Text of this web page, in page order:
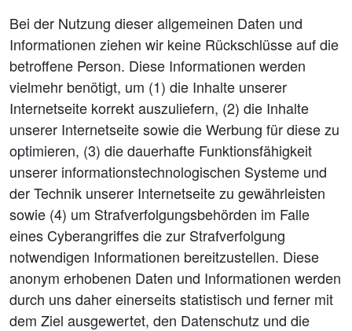
Bei der Nutzung dieser allgemeinen Daten und
Informationen ziehen wir keine Rückschlüsse auf die
betroffene Person. Diese Informationen werden
vielmehr benötigt, um (1) die Inhalte unserer
Internetseite korrekt auszuliefern, (2) die Inhalte
unserer Internetseite sowie die Werbung für diese zu
optimieren, (3) die dauerhafte Funktionsfähigkeit
unserer informationstechnologischen Systeme und
der Technik unserer Internetseite zu gewährleisten
sowie (4) um Strafverfolgungsbehörden im Falle
eines Cyberangriffes die zur Strafverfolgung
notwendigen Informationen bereitzustellen. Diese
anonym erhobenen Daten und Informationen werden
durch uns daher einerseits statistisch und ferner mit
dem Ziel ausgewertet, den Datenschutz und die